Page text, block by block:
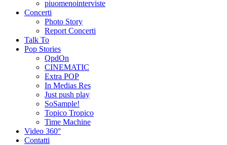
piuomenointerviste
Concerti
Photo Story
Report Concerti
Talk To
Pop Stories
QpdOn
CINEMATIC
Extra POP
In Medias Res
Just push play
SoSample!
Topico Tropico
Time Machine
Video 360°
Contatti